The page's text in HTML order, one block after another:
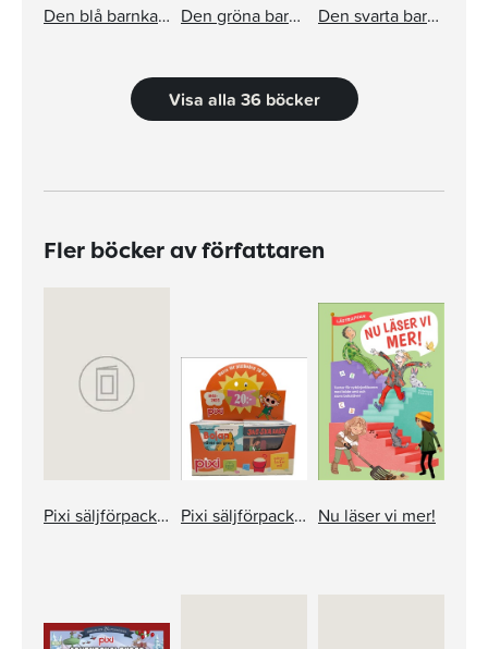
Den blå barnkammarboken inkl cd Den gröna barnkammarboken inkl cd Den svarta barnkammarboken inkl cd
Visa alla 36 böcker
Fler böcker av författaren
Pixi säljförpackning 274 Pixi säljförpackning 273 Nu läser vi mer!